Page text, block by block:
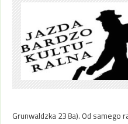
Grunwaldzka 238a). Od samego